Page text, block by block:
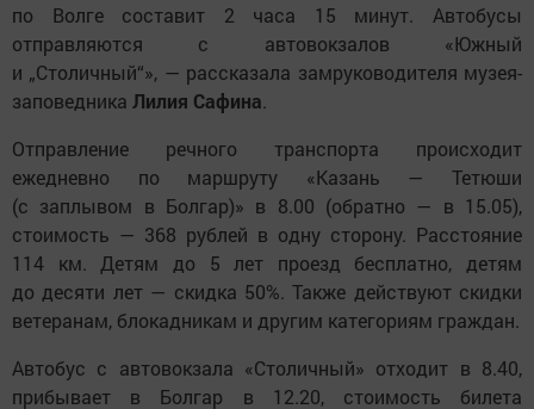
по Волге составит 2 часа 15 минут. Автобусы
отправляются с автовокзалов «Южный
и „Столичный“», — рассказала замруководителя музея-
заповедника Лилия Сафина.
Отправление речного транспорта происходит
ежедневно по маршруту «Казань — Тетюши
(с заплывом в Болгар)» в 8.00 (обратно — в 15.05),
стоимость — 368 рублей в одну сторону. Расстояние
114 км. Детям до 5 лет проезд бесплатно, детям
до десяти лет — скидка 50%. Также действуют скидки
ветеранам, блокадникам и другим категориям граждан.
Автобус с автовокзала «Столичный» отходит в 8.40,
прибывает в Болгар в 12.20, стоимость билета